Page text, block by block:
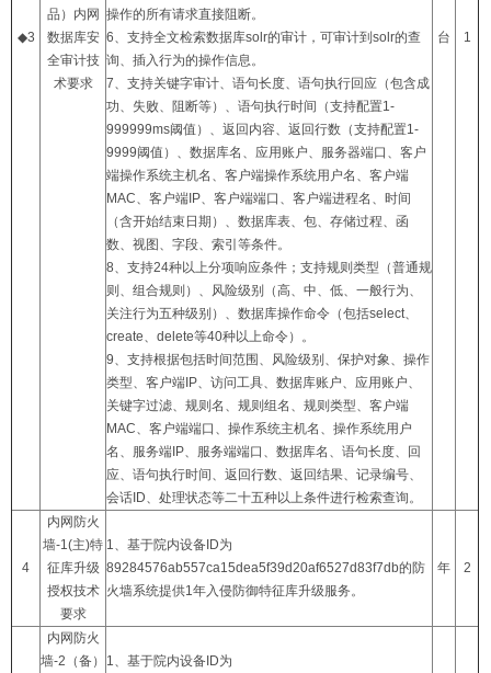
◆3
品）内网
数据库安
全审计技
术要求
操作的所有请求直接阻断。
6、支持全文检索数据库solr的审计，可审计到solr的查
询、插入行为的操作信息。
7、支持关键字审计、语句长度、语句执行回应（包含成
功、失败、阻断等）、语句执行时间（支持配置1-
999999ms阈值）、返回内容、返回行数（支持配置1-
9999阈值）、数据库名、应用账户、服务器端口、客户
端操作系统主机名、客户端操作系统用户名、客户端
MAC、客户端IP、客户端端口、客户端进程名、时间
（含开始结束日期）、数据库表、包、存储过程、函
数、视图、字段、索引等条件。
8、支持24种以上分项响应条件；支持规则类型（普通规
则、组合规则）、风险级别（高、中、低、一般行为、
关注行为五种级别）、数据库操作命令（包括select、
create、delete等40种以上命令）。
9、支持根据包括时间范围、风险级别、保护对象、操作
类型、客户端IP、访问工具、数据库账户、应用账户、
关键字过滤、规则名、规则组名、规则类型、客户端
MAC、客户端端口、操作系统主机名、操作系统用户
名、服务端IP、服务端端口、数据库名、语句长度、回
应、语句执行时间、返回行数、返回结果、记录编号、
会话ID、处理状态等二十五种以上条件进行检索查询。
台 1
4
内网防火
墙-1(主)特
征库升级
授权技术
要求
1、基于院内设备ID为
89284576ab557ca15dea5f39d20af6527d83f7db的防
火墙系统提供1年入侵防御特征库升级服务。
年 2
内网防火
墙-2（备）
1、基于院内设备ID为